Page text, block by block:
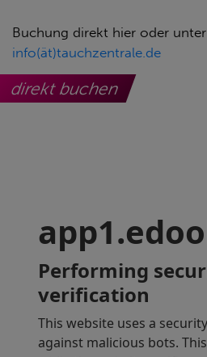
Buchung direkt hier oder unter
info(ät)tauchzentrale.de
direkt buchen